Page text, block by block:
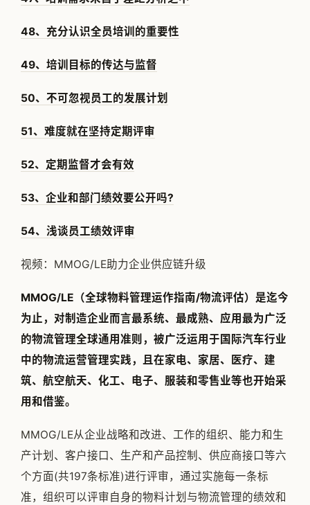
48、充分认识全员培训的重要性
49、培训目标的传达与监督
50、不可忽视员工的发展计划
51、难度就在坚持定期评审
52、定期监督才会有效
53、企业和部门绩效要公开吗?
54、浅谈员工绩效评审
视频：MMOG/LE助力企业供应链升级
MMOG/LE（全球物料管理运作指南/物流评估）是迄今
为止，对制造企业而言最系统、最成熟、应用最为广泛
的物流管理全球通用准则，被广泛运用于国际汽车行业
中的物流运营管理实践，且在家电、家居、医疗、建
筑、航空航天、化工、电子、服装和零售业等也开始采
用和借鉴。
MMOG/LE从企业战略和改进、工作的组织、能力和生
产计划、客户接口、生产和产品控制、供应商接口等六
个方面(共197条标准)进行评审，通过实施每一条标
准，组织可以评审自身的物料计划与物流管理的绩效和